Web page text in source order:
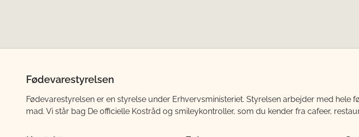
Fødevarestyrelsen
Fødevarestyrelsen er en styrelse under Erhvervsministeriet. Styrelsen arbejder med
mad. Vi står bag De officielle Kostråd og smileykontroller, som du kender fra cafeer,